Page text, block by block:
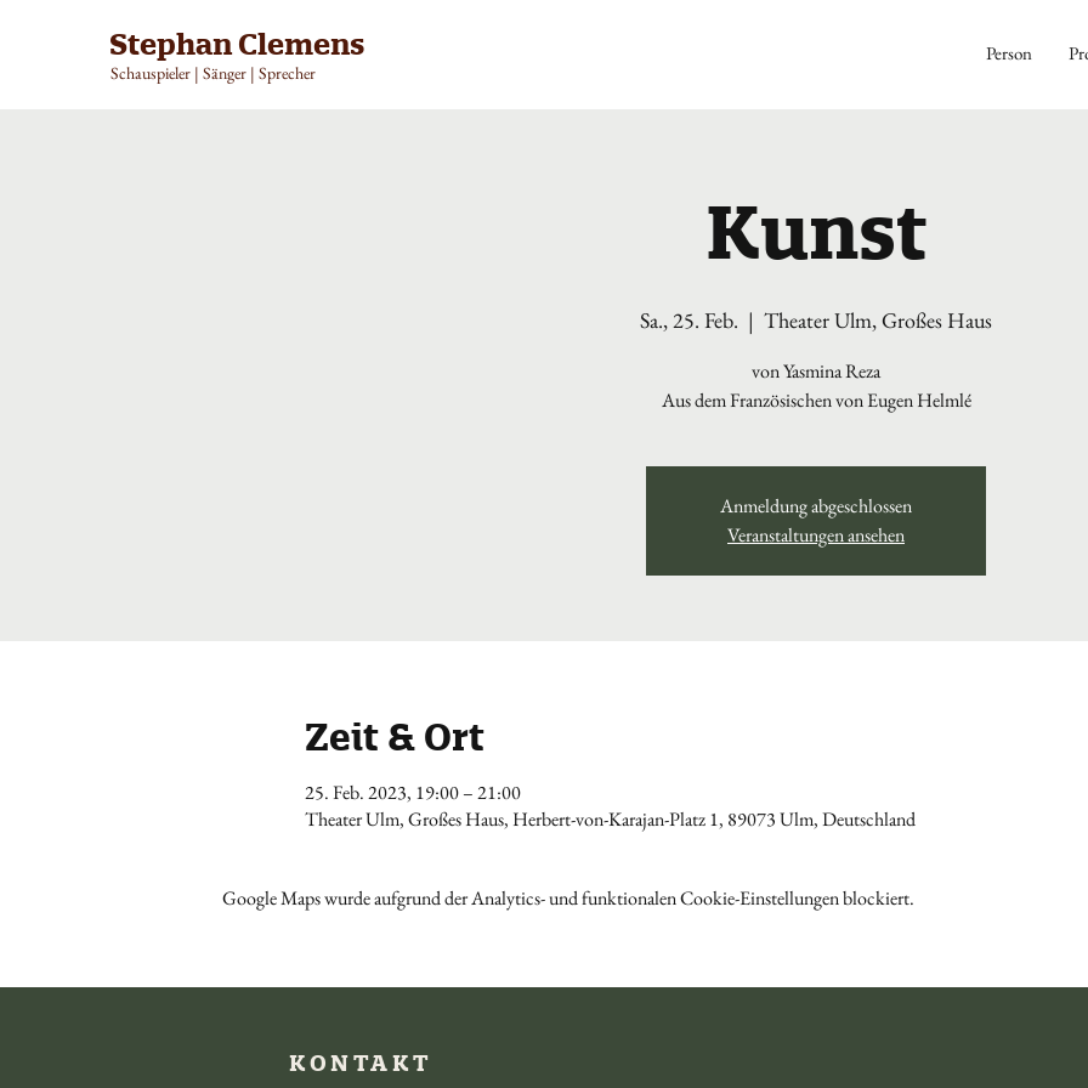
Stephan Clemens
Schauspieler | Sänger | Sprecher
Person
Kunst
Sa., 25. Feb.
  |
Theater Ulm, Großes Haus
von Yasmina Reza
Aus dem Französischen von Eugen Helmlé
Anmeldung abgeschlossen
Veranstaltungen ansehen
Zeit & Ort
25. Feb. 2023, 19:00 – 21:00
Theater Ulm, Großes Haus, Herbert-von-Karajan-Platz 1, 89073 Ulm, Deutschland
Google Maps wurde aufgrund der Analytics- und funktionalen Cookie-Einstellungen blockiert.
KONTAKT